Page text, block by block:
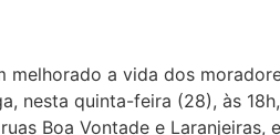
melhorado a vida dos
nesta quinta-feira (28), às
Boa Vontade e Laranjeiras,